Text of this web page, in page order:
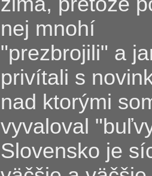
nej mnohí
"prezbrojili" a
privítali s
nad ktorými
vyvaloval
Slovensko je